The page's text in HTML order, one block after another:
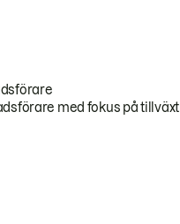
med fokus på tillväxt